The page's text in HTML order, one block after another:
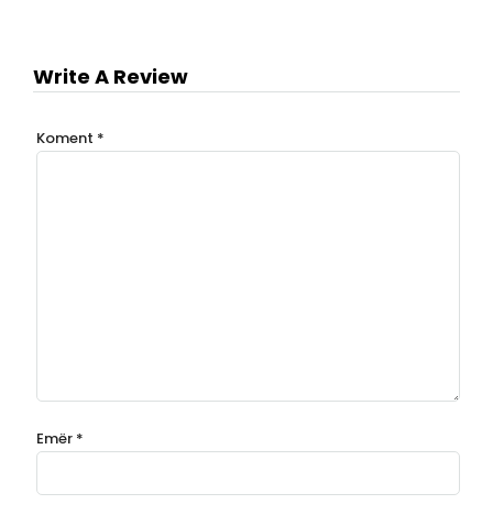
Write A Review
Koment *
Emër *